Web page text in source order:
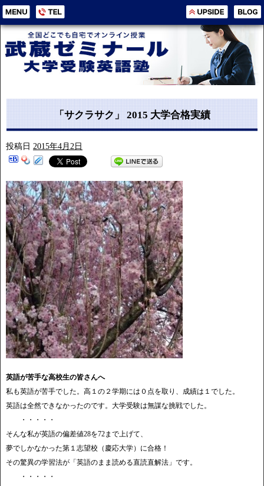
「サクラサク」 2015 大学合格実績
投稿日 2015年4月2日
英語が苦手な高校生の皆さんへ
私も英語が苦手でした。高１の２学期には０点を取り、成績は１でした。
英語は全然できなかったのです。大学受験は無謀な挑戦でした。
・・・・・
そんな私が英語の偏差値28を72まで上げて、
夢でしかなかった第１志望校（慶応大学）に合格！
その驚異の学習法が「英語のまま読める直読直解法」です。
・・・・・